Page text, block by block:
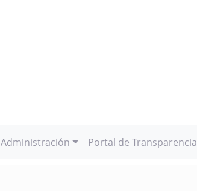
Administración Portal de Transparencia